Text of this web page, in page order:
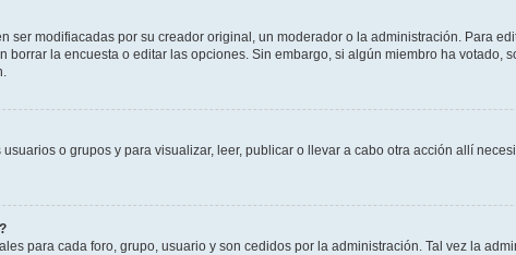
ser modifiacadas por su creador original, un moderador o la administración. Para
borrar la encuesta o editar las opciones. Sin embargo, si algún miembro ha
o grupos y para visualizar, leer, publicar o llevar a cabo otra acción allí
para cada foro, grupo, usuario y son cedidos por la administración. Tal vez la